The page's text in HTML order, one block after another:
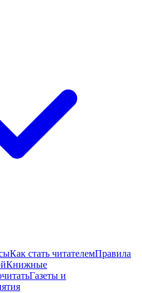
Как стать читателемПравила
Книжные
Газеты и